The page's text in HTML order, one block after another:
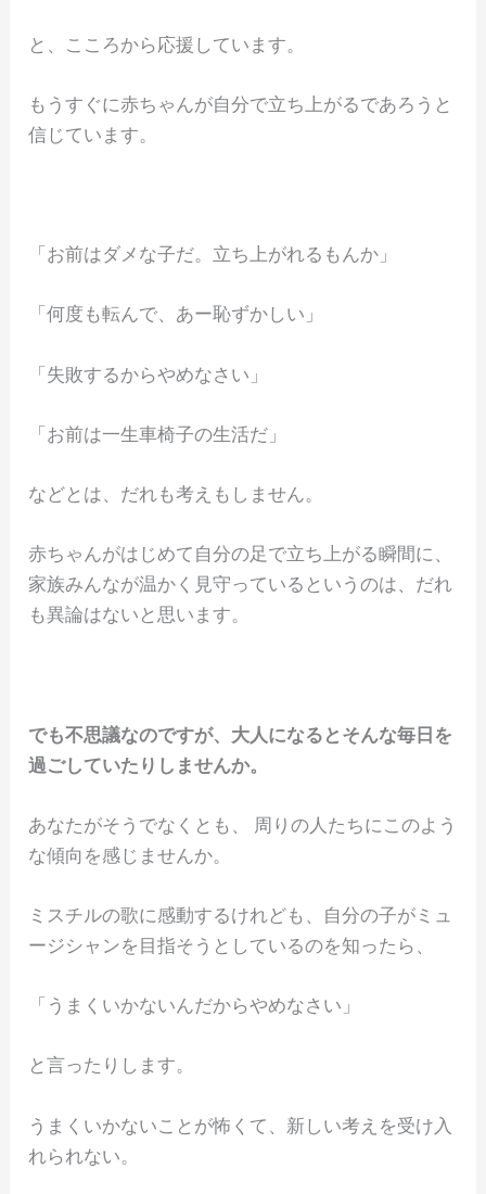
と、こころから応援しています。
もうすぐに赤ちゃんが自分で立ち上がるであろうと
信じています。
「お前はダメな子だ。立ち上がれるもんか」
「何度も転んで、あー恥ずかしい」
「失敗するからやめなさい」
「お前は一生車椅子の生活だ」
などとは、だれも考えもしません。
赤ちゃんがはじめて自分の足で立ち上がる瞬間に、
家族みんなが温かく見守っているというのは、だれ
も異論はないと思います。
でも不思議なのですが、大人になるとそんな毎日を
過ごしていたりしませんか。
あなたがそうでなくとも、 周りの人たちにこのよう
な傾向を感じませんか。
ミスチルの歌に感動するけれども、自分の子がミュ
ージシャンを目指そうとしているのを知ったら、
「うまくいかないんだからやめなさい」
と言ったりします。
うまくいかないことが怖くて、新しい考えを受け入
れられない。